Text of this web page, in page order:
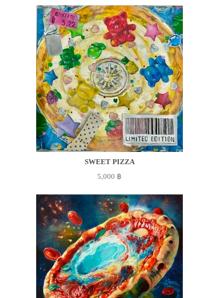
SWEET PIZZA
5,000 ฿